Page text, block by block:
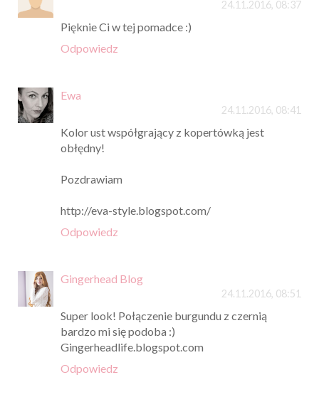
24.11.2016, 08:37
Pięknie Ci w tej pomadce :)
Odpowiedz
Ewa
24.11.2016, 08:41
Kolor ust współgrający z kopertówką jest
obłędny!
Pozdrawiam
http://eva-style.blogspot.com/
Odpowiedz
Gingerhead Blog
24.11.2016, 08:51
Super look! Połączenie burgundu z czernią
bardzo mi się podoba :)
Gingerheadlife.blogspot.com
Odpowiedz